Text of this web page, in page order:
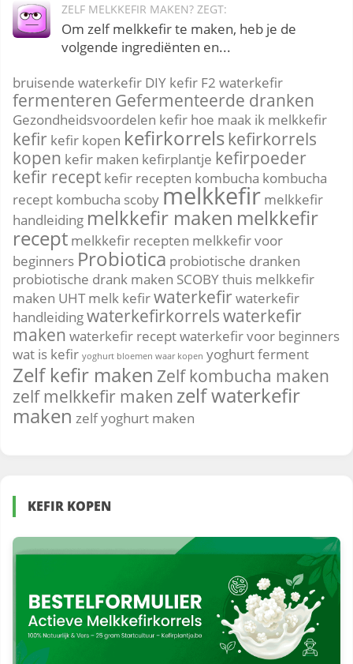
ZELF MELKKEFIR MAKEN? ZEGT:
Om zelf melkkefir te maken, heb je de
volgende ingrediënten en...
bruisende waterkefir DIY kefir F2 waterkefir
fermenteren Gefermenteerde dranken
Gezondheidsvoordelen kefir hoe maak ik melkkefir
kefir kefir kopen kefirkorrelskefirkorrels
kopen kefir maken kefirplantje kefirpoeder
kefir recept kefir recepten kombucha kombucha
recept kombucha scoby melkkefir melkkefir
handleiding melkkefir maken melkkefir
recept melkkefir recepten melkkefir voor
beginners Probiotica probiotische dranken
probiotische drank maken SCOBYthuis melkkefir
maken UHT melk kefirwaterkefirwaterkefir
handleidingwaterkefirkorrelswaterkefir
maken waterkefir receptwaterkefir voor beginners
wat is kefir yoghurt bloemen waar kopen yoghurt ferment
Zelf kefir maken Zelf kombucha maken
zelf melkkefir maken zelf waterkefir
maken zelf yoghurt maken
KEFIR KOPEN